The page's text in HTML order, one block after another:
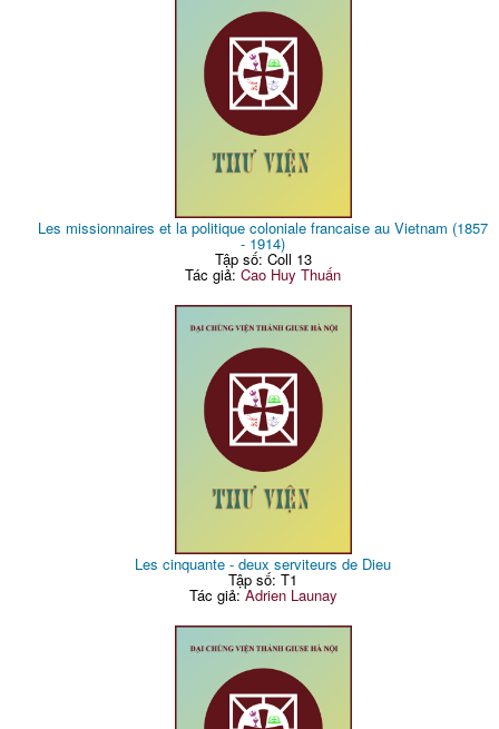
Les missionnaires et la politique coloniale francaise au Vietnam (1857
- 1914)
Tập số: Coll 13
Tác giả:Cao Huy Thuấn
Les cinquante - deux serviteurs de Dieu
Tập số: T1
Tác giả:Adrien Launay